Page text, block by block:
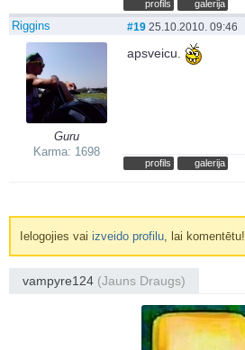
profils galerija
Riggins
Guru
Karma: 1698
#19 25.10.2010. 09:46
apsveicu.
profils galerija
Ielogojies vaiizveido profilu , lai komentētu!
vampyre124 (Jauns Draugs)